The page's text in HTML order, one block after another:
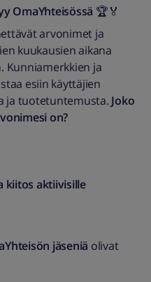
OmaYhteisössä 🏆🏅
arvonimet ja
kuukausien aikana
Kunniamerkkien ja
esiin käyttäjien
ja tuotetuntemusta. Joko
on?
kiitos aktiivisille
jäseniä olivat